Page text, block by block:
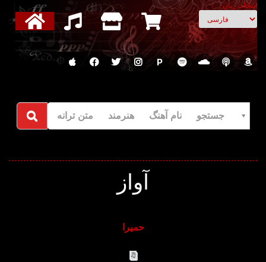
انتخاب زبان
P
جستجو نام آهنگ هنرمند متن ترانه
آواز
حمیرا